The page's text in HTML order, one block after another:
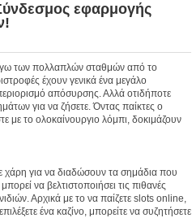
εφαρμογής
των πολλαπλών σταθμών από το
έχουν γενικά ένα μεγάλο
απόσυρσης. Αλλά οτιδήποτε
για να ζήσετε.Όντας παίκτες ο
το ολοκαίνουργιο λόμπι, δοκιμάζουν
χάρη για να διαδώσουν τα σημάδια που
να βελτιστοποιήσει τις πιθανές
Αρχικά με το να παίζετε slots online,
ένα καζίνο, μπορείτε να συζητήσετε